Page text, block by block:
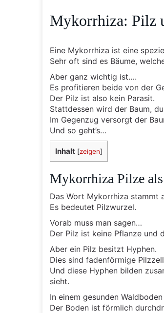
Mykorrhiza: Pilz
Eine Mykorrhiza ist eine
Sehr oft sind es Bäume,
Aber ganz wichtig ist….
Es profitieren beide von der
Der Pilz ist also kein Parasit.
Stattdessen wird der Baum,
Im Gegenzug versorgt der
Und so geht’s…
Inhalt [zeigen]
Mykorrhiza Pilze
Das Wort Mykorrhiza stammt
Es bedeutet Pilzwurzel.
Vorab muss man sagen…
Der Pilz ist keine Pflanze und
Aber ein Pilz besitzt Hyphen.
Dies sind fadenförmige
Und diese Hyphen bilden
sieht.
In einem gesunden
Der Boden ist förmlich